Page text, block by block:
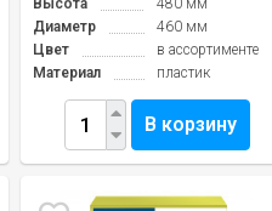
Высота
480 мм
Диаметр
460 мм
Цвет
в ассортименте
Материал
пластик
В корзину